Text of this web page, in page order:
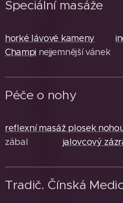
Speciální masáže
horké lávové kameny
Champi nejjemnější vánek
Péče o nohy
reflexní masáž plosek
zábal jalovcový
Tradič. Čínská